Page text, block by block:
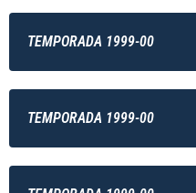
TEMPORADA 1999-00
TEMPORADA 1999-00